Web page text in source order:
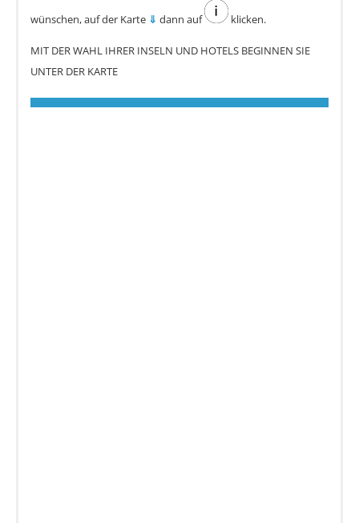
wünschen, auf der Karte ⇓ dann auf klicken.
MIT DER WAHL IHRER INSELN UND HOTELS BEGINNEN SIE
UNTER DER KARTE